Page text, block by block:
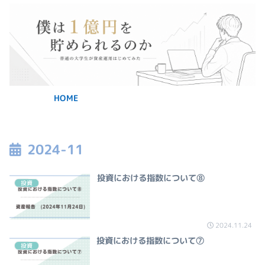
HOME
2024-11
投資 投資における指数について⑧
2024.11.24
投資 投資における指数について⑦